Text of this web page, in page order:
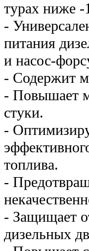
турах ниже -
-
питания
и насос-
- Содержит
- Повышает
стуки.
-
топлива.
-
- Защищает
дизельных